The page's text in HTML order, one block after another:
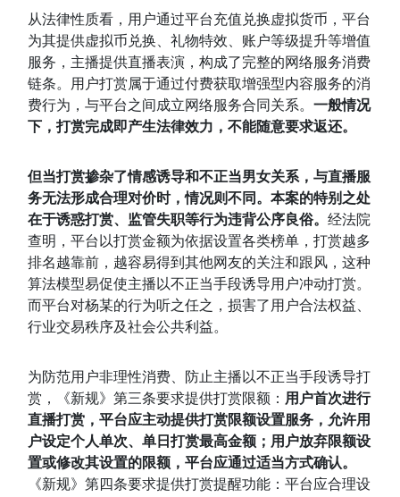
从法律性质看，用户通过平台充值兑换虚拟货币，平台
为其提供虚拟币兑换、礼物特效、账户等级提升等增值
服务，主播提供直播表演，构成了完整的网络服务消费
链条。用户打赏属于通过付费获取增强型内容服务的消
费行为，与平台之间成立网络服务合同关系。 一般情况
下，打赏完成即产生法律效力，不能随意要求返还。
但当打赏掺杂了情感诱导和不正当男女关系，与直播服
务无法形成合理对价时，情况则不同。本案的特别之处
在于诱惑打赏、监管失职等行为违背公序良俗。 经法院
查明，平台以打赏金额为依据设置各类榜单，打赏越多
排名越靠前，越容易得到其他网友的关注和跟风，这种
算法模型易促使主播以不正当手段诱导用户冲动打赏。
而平台对杨某的行为听之任之，损害了用户合法权益、
行业交易秩序及社会公共利益。
为防范用户非理性消费、防止主播以不正当手段诱导打
赏，《新规》第三条要求提供打赏限额： 用户首次进行
直播打赏，平台应主动提供打赏限额设置服务，允许用
户设定个人单次、单日打赏最高金额；用户放弃限额设
置或修改其设置的限额，平台应通过适当方式确认。
《新规》第四条要求提供打赏提醒功能：平台应合理设